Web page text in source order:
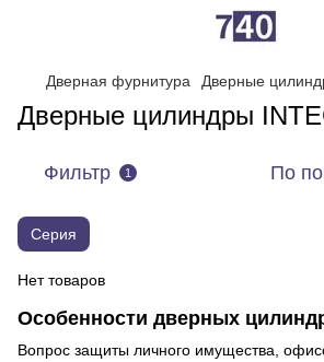
Дверная фурнитура Дверные
Дверные цилиндры
Фильтр 1 По
Серия
Нет товаров
Особенности дверных
Вопрос защиты личного имущества,